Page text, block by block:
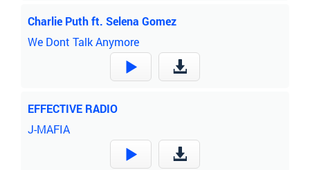
Charlie Puth ft. Selena Gomez
We Dont Talk Anymore
EFFECTIVE RADIO
J-MAFIA